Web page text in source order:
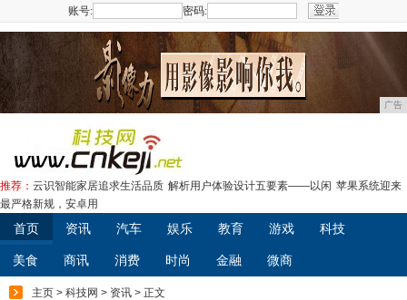
账号: 密码:
广告
推荐： 云识智能家居追求生活品质 解析用户体验设计五要素——以闲 苹果系统迎来
最严格新规，安卓用
首页 资讯 汽车 娱乐 教育 游戏 科技
美食 商讯 消费 时尚 金融 微商
主页 > 科技网 > 资讯 > 正文